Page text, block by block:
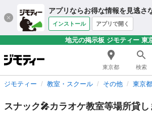
アプリならお得な情報を見逃さ
インストール アプリで開く
地元の掲示板 ジモティー 東
東京都 検索
ジモティー 教室・スクール その他 東京
スナック🎤カラオケ教室等場所貸し